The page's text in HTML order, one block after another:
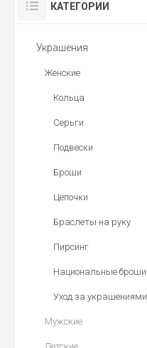
КАТЕГОРИИ
Украшения
Женские
Кольца
Серьги
Подвески
Броши
Цепочки
Браслеты на руку
Пирсинг
Национальные броши
Уход за украшениями
Мужские